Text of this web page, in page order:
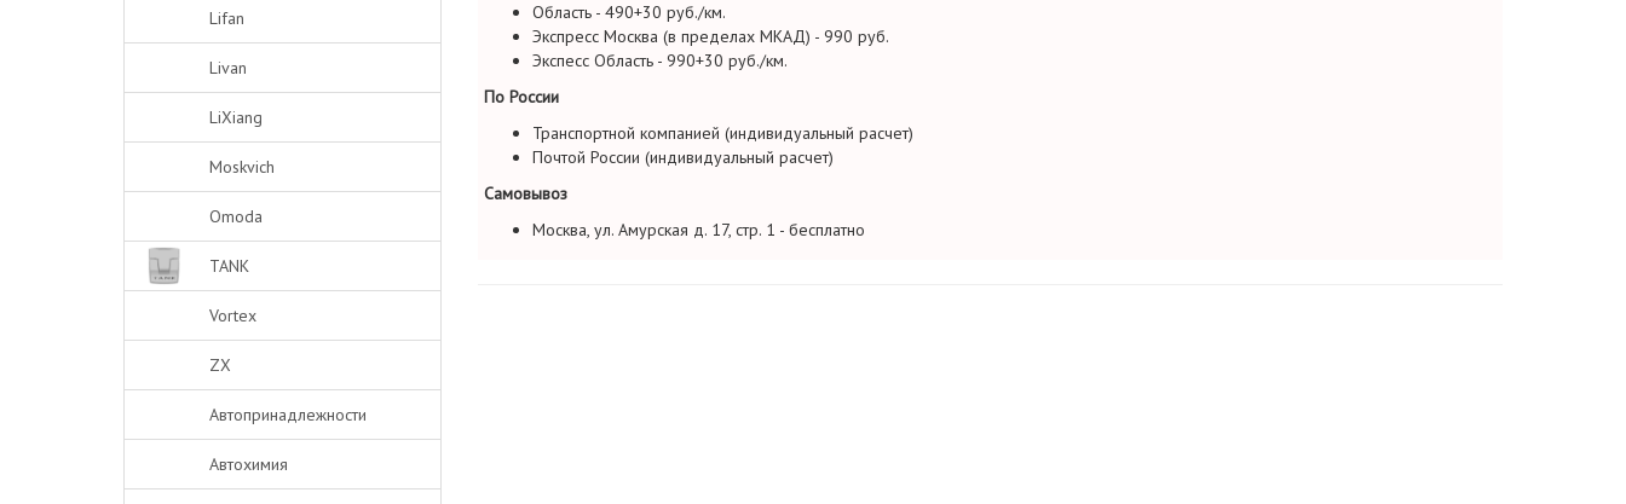
Lifan
Livan
LiXiang
Moskvich
Omoda
TANK
Vortex
ZX
Автопринадлежности
Автохимия
Область - 490+30 руб./км.
Экспресс Москва (в пределах МКАД) - 990 руб.
Экспесс Область - 990+30 руб./км.
По России
Транспортной компанией (индивидуальный расчет)
Почтой России (индивидуальный расчет)
Самовывоз
Москва, ул. Амурская д. 17, стр. 1 - бесплатно